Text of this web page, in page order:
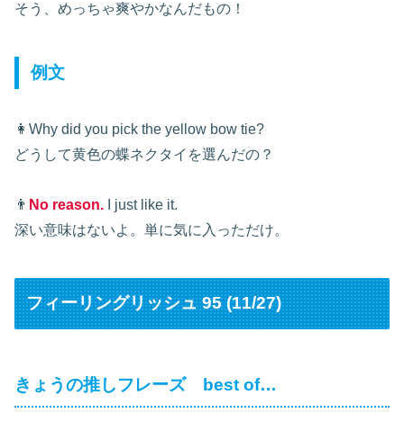
そう、めっちゃ爽やかなんだもの！
例文
👩Why did you pick the yellow bow tie?
どうして黄色の蝶ネクタイを選んだの？
👨 No reason.
I just like it.
深い意味はないよ。単に気に入っただけ。
フィーリングリッシュ 95 (11/27)
きょうの推しフレーズ best of…